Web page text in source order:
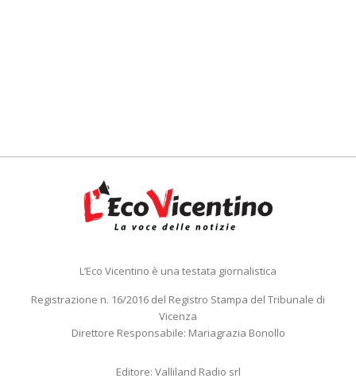
L’Eco Vicentino è una testata giornalistica
Registrazione n. 16/2016 del Registro Stampa del Tribunale di
Vicenza
Direttore Responsabile: Mariagrazia Bonollo
Editore: Valliland Radio srl